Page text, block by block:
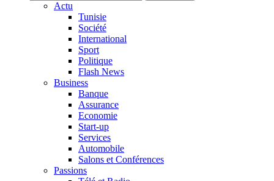
Actu
Tunisie
Société
International
Sport
Politique
Flash News
Business
Banque
Assurance
Economie
Start-up
Services
Automobile
Salons et Conférences
Passions